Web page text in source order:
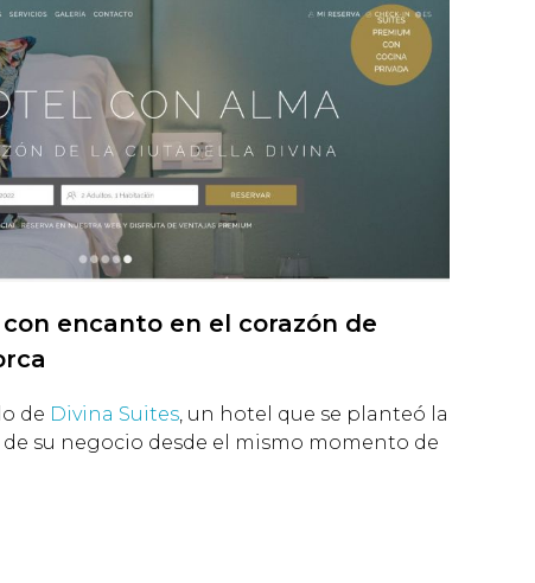
encanto en el corazón de
de Divina Suites , un hotel que se planteó la
su negocio desde el mismo momento de